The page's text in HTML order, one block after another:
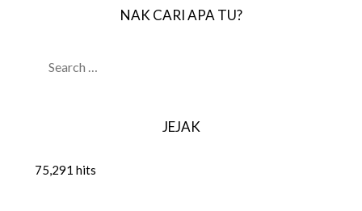
NAK CARI APA TU?
FOR:
JEJAK
75,291 hits